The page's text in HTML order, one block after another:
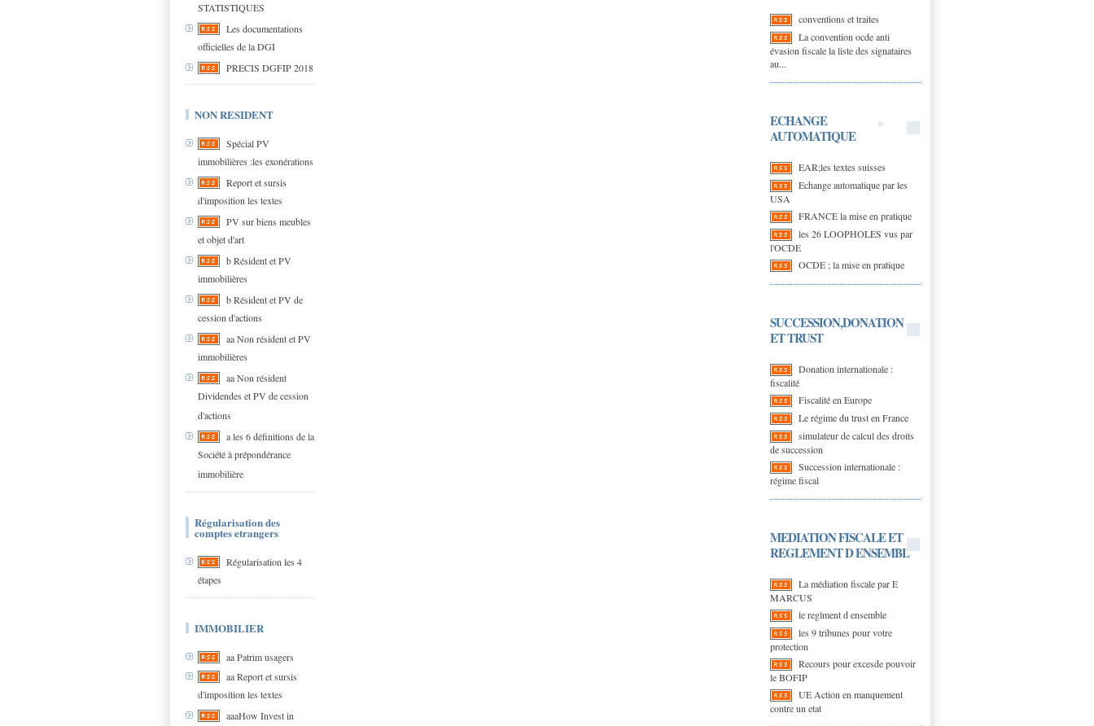
STATISTIQUES
Les documentations
officielles de la DGI
PRECIS DGFIP 2018
NON RESIDENT
Spécial PV
immobilières :les exonérations
Report et sursis
d'imposition les textes
PV sur biens meubles
et objet d'art
b Résident et PV
immobilières
b Résident et PV de
cession d'actions
aa Non résident et PV
immobilières
aa Non résident
Dividendes et PV de cession
d'actions
a les 6 définitions de la
Société à prépondérance
immobilière
Régularisation des
comptes etrangers
Régularisation les 4
étapes
IMMOBILIER
aa Patrim usagers
aa Report et sursis
d'imposition les textes
aaaHow Invest in
conventions et traites
La convention ocde anti
évasion fiscale la liste des signataires
au...
ECHANGE
AUTOMATIQUE
EAR;les textes suisses
Echange automatique par les
USA
FRANCE la mise en pratique
les 26 LOOPHOLES vus par
l'OCDE
OCDE ; la mise en pratique
SUCCESSION,DONATION
ET TRUST
Donation internationale :
fiscalité
Fiscalité en Europe
Le régime du trust en France
simulateur de calcul des droits
de succession
Succession internationale :
régime fiscal
MEDIATION FISCALE ET
REGLEMENT D ENSEMBL
La médiation fiscale par E
MARCUS
le reglment d ensemble
les 9 tribunes pour votre
protection
Recours pour excesde pouvoir
le BOFIP
UE Action en manquement
contre un etat